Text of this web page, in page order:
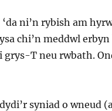
ni’n rybish am
chi’n meddwl
grys-T neu rwbath.
syniad o wneud